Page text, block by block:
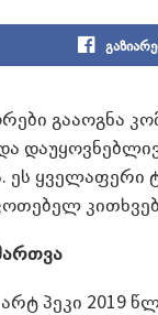
გააოგნა
ეს ყველაფერი
პეკი 2019